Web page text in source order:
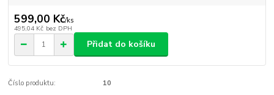
599,00 Kč/ks
495,04 Kč bez DPH
Přidat do košíku
Číslo produktu: 10